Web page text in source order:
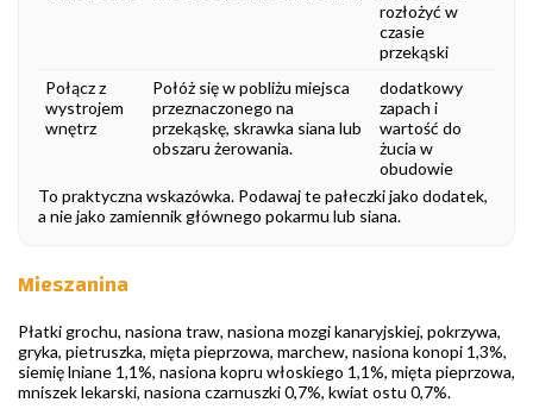
rozłożyć w
czasie
przekąski
Połącz z
wystrojem
wnętrz
Połóż się w pobliżu miejsca
przeznaczonego na
przekąskę, skrawka siana lub
obszaru żerowania.
dodatkowy
zapach i
wartość do
żucia w
obudowie
To praktyczna wskazówka. Podawaj te pałeczki jako dodatek,
a nie jako zamiennik głównego pokarmu lub siana.
Mieszanina
Płatki grochu, nasiona traw, nasiona mozgi kanaryjskiej, pokrzywa,
gryka, pietruszka, mięta pieprzowa, marchew, nasiona konopi 1,3%,
siemię lniane 1,1%, nasiona kopru włoskiego 1,1%, mięta pieprzowa,
mniszek lekarski, nasiona czarnuszki 0,7%, kwiat ostu 0,7%.